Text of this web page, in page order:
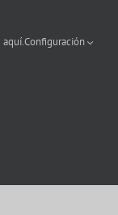
aquí.Configuración